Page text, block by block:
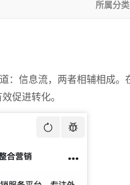
所属分
信息流，两者相辅相成。
促进转化。